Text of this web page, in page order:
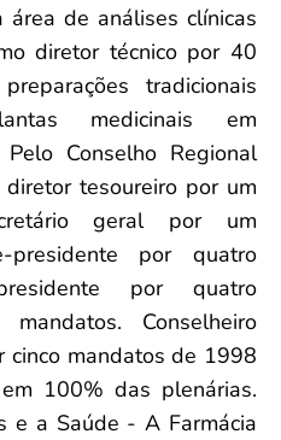
de análises clínicas
diretor técnico por 40
tradicionais
medicinais em
Conselho Regional
tesoureiro por um
geral por um
presidente por quatro
por quatro
Conselheiro
cinco mandatos de 1998
100% das plenárias.
e a Saúde - A Farmácia